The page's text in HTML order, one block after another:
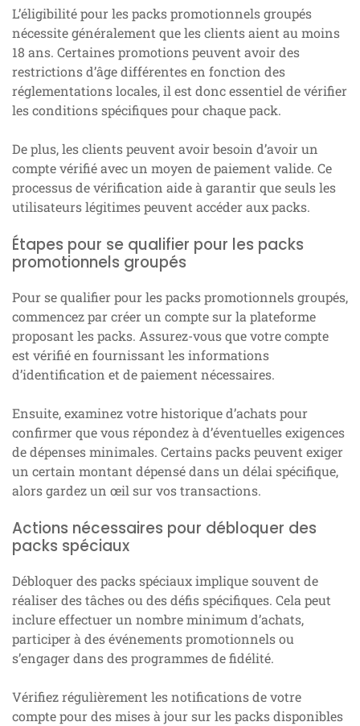
L’éligibilité pour les packs promotionnels groupés
nécessite généralement que les clients aient au moins
18 ans. Certaines promotions peuvent avoir des
restrictions d’âge différentes en fonction des
réglementations locales, il est donc essentiel de vérifier
les conditions spécifiques pour chaque pack.
De plus, les clients peuvent avoir besoin d’avoir un
compte vérifié avec un moyen de paiement valide. Ce
processus de vérification aide à garantir que seuls les
utilisateurs légitimes peuvent accéder aux packs.
Étapes pour se qualifier pour les packs
promotionnels groupés
Pour se qualifier pour les packs promotionnels groupés,
commencez par créer un compte sur la plateforme
proposant les packs. Assurez-vous que votre compte
est vérifié en fournissant les informations
d’identification et de paiement nécessaires.
Ensuite, examinez votre historique d’achats pour
confirmer que vous répondez à d’éventuelles exigences
de dépenses minimales. Certains packs peuvent exiger
un certain montant dépensé dans un délai spécifique,
alors gardez un œil sur vos transactions.
Actions nécessaires pour débloquer des
packs spéciaux
Débloquer des packs spéciaux implique souvent de
réaliser des tâches ou des défis spécifiques. Cela peut
inclure effectuer un nombre minimum d’achats,
participer à des événements promotionnels ou
s’engager dans des programmes de fidélité.
Vérifiez régulièrement les notifications de votre
compte pour des mises à jour sur les packs disponibles